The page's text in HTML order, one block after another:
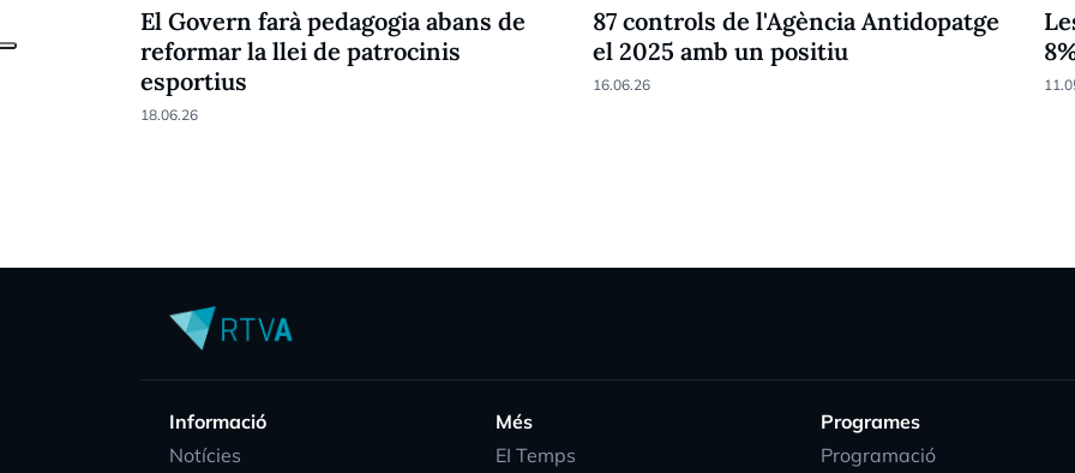
El Govern farà pedagogia abans de
reformar la llei de patrocinis
esportius
18.06.26
87 controls de l'Agència Antidopatge
el 2025 amb un positiu
16.06.26
Informació
Notícies
Més
EI Temps
Programes
Programació